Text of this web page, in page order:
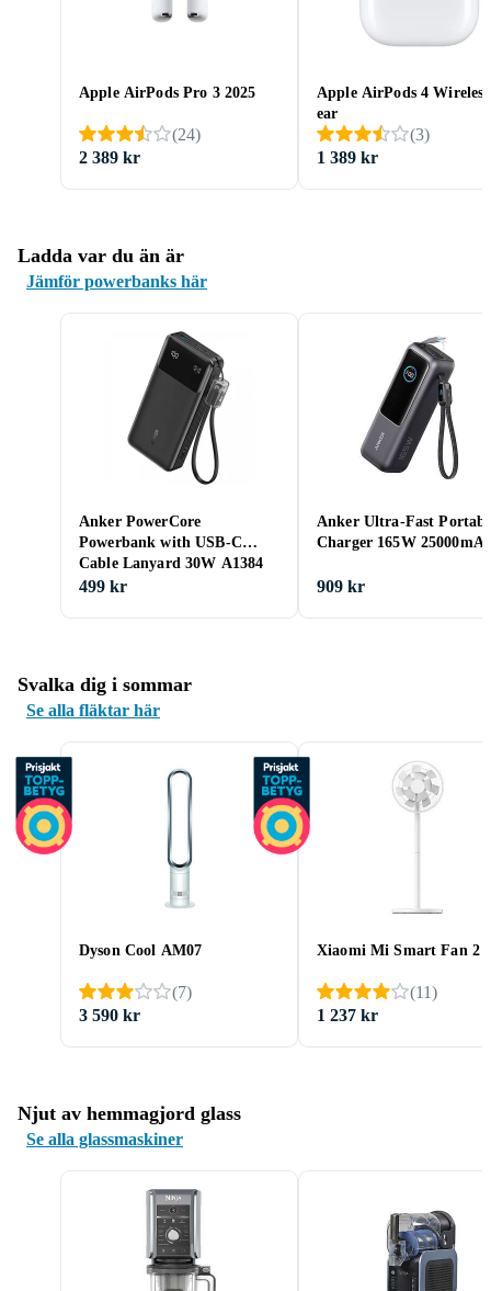
Apple AirPods Pro 3 2025
(24)
2 389 kr
Apple AirPods 4
ear
(3)
1 389 kr
Ladda var du än är
Jämför powerbanks här
Anker PowerCore
Powerbank with USB-C
Cable Lanyard 30W A1384
20000mAh
499 kr
Anker Ultra-Fast
Charger 165W
909 kr
Svalka dig i sommar
Se alla fläktar här
Dyson Cool AM07
(7)
3 590 kr
Xiaomi Mi Smart Fan 2
(11)
1 237 kr
Njut av hemmagjord glass
Se alla glassmaskiner